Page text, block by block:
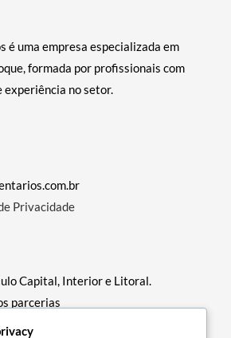
é uma empresa especializada em
formada por profissionais com
experiência no setor.
Privacidade
Capital, Interior e Litoral.
parcerias